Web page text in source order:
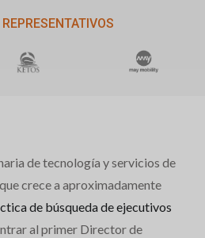
de tecnología y servicios de
crece a aproximadamente
de búsqueda de ejecutivos
al primer Director de